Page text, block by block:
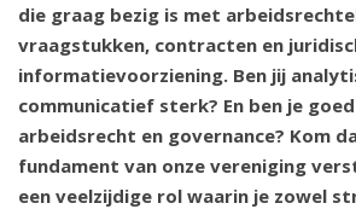
die graag bezig is met
vraagstukken, contracten en
informatievoorziening. Ben jij
communicatief sterk? En ben je
arbeidsrecht en governance? Kom
fundament van onze vereniging
een veelzijdige rol waarin je zowel